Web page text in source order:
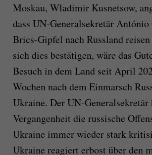
Moskau, Wladimir Kusnetsow,
dass UN-Generalsekretär António
Brics-Gipfel nach Russland
sich dies bestätigen, wäre das
Besuch in dem Land seit April
Wochen nach dem Einmarsch
Ukraine. Der UN-Generalsekretär
Vergangenheit die russische
Ukraine immer wieder stark
Ukraine reagiert erbost über den